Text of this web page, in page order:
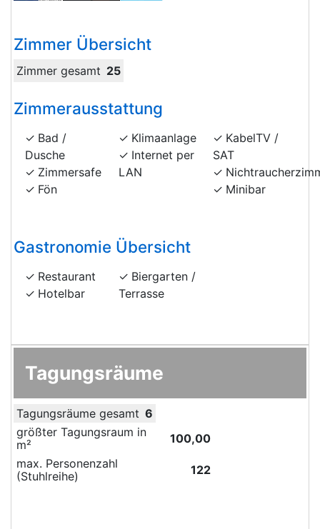
Zimmer Übersicht
Zimmer gesamt 25
Zimmerausstattung
Bad /
Dusche
Zimmersafe
Fön
Klimaanlage
Internet per
LAN
KabelTV /
SAT
Minibar
Gastronomie Übersicht
Restaurant
Hotelbar
Biergarten /
Terrasse
Tagungsräume
Tagungsräume gesamt 6
größter Tagungsraum in
m²
100,00
max. Personenzahl
(Stuhlreihe)
122